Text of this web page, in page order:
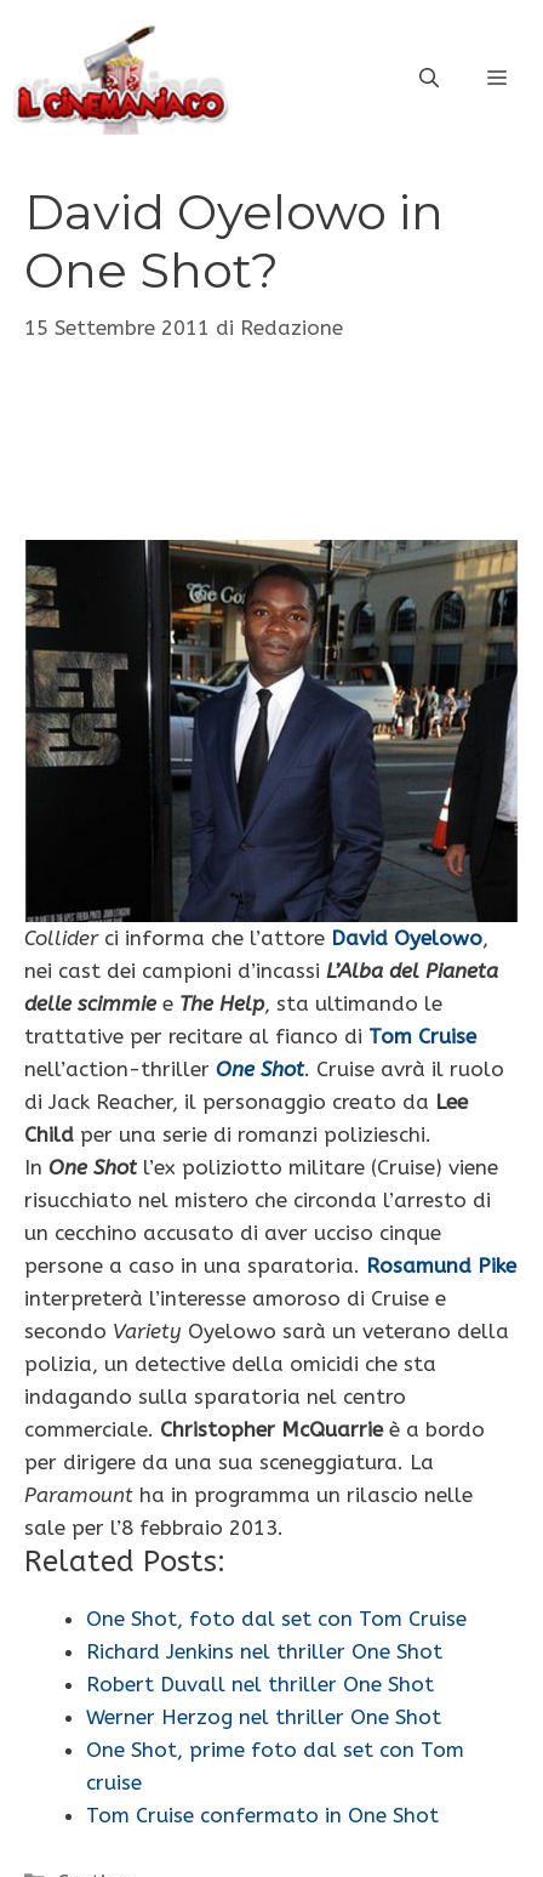
contenuto
David Oyelowo in
One Shot?
15 Settembre 2011 di Redazione
Colliderci informa che l’attore David Oyelowo,
nei cast dei campioni d’incassi L’Alba del Pianeta
delle scimmiee The Help, sta ultimando le
trattative per recitare al fianco di Tom Cruise
nell’action-thriller One Shot. Cruise avrà il ruolo
di Jack Reacher, il personaggio creato da Lee
Child per una serie di romanzi polizieschi.
In One Shot l’ex poliziotto militare (Cruise) viene
risucchiato nel mistero che circonda l’arresto di
un cecchino accusato di aver ucciso cinque
persone a caso in una sparatoria. Rosamund Pike
interpreterà l’interesse amoroso di Cruise e
secondo Variety Oyelowo sarà un veterano della
polizia, un detective della omicidi che sta
indagando sulla sparatoria nel centro
commerciale. Christopher McQuarrieè a bordo
per dirigere da una sua sceneggiatura. La
Paramount ha in programma un rilascio nelle
sale per l’8 febbraio 2013.
Related Posts:
One Shot, foto dal set con Tom Cruise
Richard Jenkins nel thriller One Shot
Robert Duvall nel thriller One Shot
Werner Herzog nel thriller One Shot
One Shot, prime foto dal set con Tom
cruise
Tom Cruise confermato in One Shot